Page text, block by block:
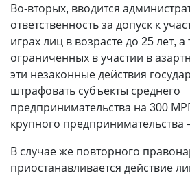
Во-вторых, вводится
ответственность за допуск к
играх лиц в возрасте до 25 лет, а
ограниченных в участии в
эти незаконные действия
штрафовать субъекты среднего
предпринимательства на 300
крупного
В случае же повторного
приостанавливается действие